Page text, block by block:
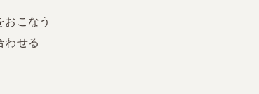
こなう
わせる